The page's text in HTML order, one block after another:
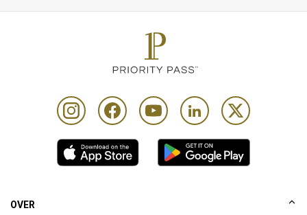
Betaalkaarten kunnen worden op een “as is”- of “as
available”-basis worden geaccepteerd voor toegang en
beschikbaar
Familiekamer beschikbaar.
OVER